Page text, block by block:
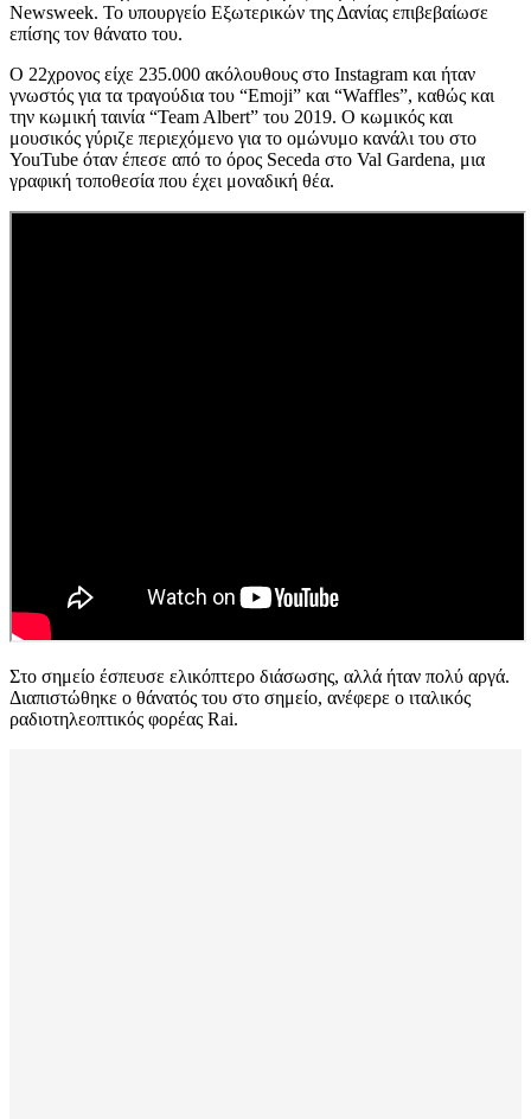
Newsweek. Το υπουργείο Εξωτερικών της Δανίας επιβεβαίωσε
επίσης τον θάνατο του.
Ο 22χρονος είχε 235.000 ακόλουθους στο Instagram και ήταν
γνωστός για τα τραγούδια του “Emoji” και “Waffles”, καθώς και
την κωμική ταινία “Team Albert” του 2019. Ο κωμικός και
μουσικός γύριζε περιεχόμενο για το ομώνυμο κανάλι του στο
YouTube όταν έπεσε από το όρος Seceda στο Val Gardena, μια
γραφική τοποθεσία που έχει μοναδική θέα.
Στο σημείο έσπευσε ελικόπτερο διάσωσης, αλλά ήταν πολύ αργά.
Διαπιστώθηκε ο θάνατός του στο σημείο, ανέφερε ο ιταλικός
ραδιοτηλεοπτικός φορέας Rai.